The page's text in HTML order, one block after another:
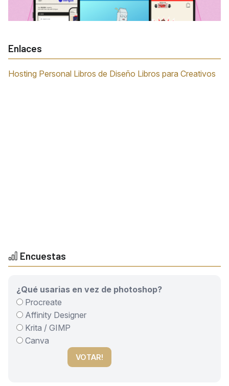
Enlaces
Hosting Personal Libros de Diseño Libros para Creativos
Encuestas
¿Qué usarias en vez de photoshop?
Procreate
Affinity Designer
Krita / GIMP
Canva
VOTAR!